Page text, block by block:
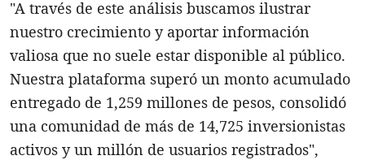
"A través de este análisis buscamos ilustrar
nuestro crecimiento y aportar información
valiosa que no suele estar disponible al público.
Nuestra plataforma superó un monto acumulado
entregado de 1,259 millones de pesos, consolidó
una comunidad de más de 14,725 inversionistas
activos y un millón de usuarios registrados",